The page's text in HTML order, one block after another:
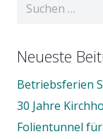
Neueste
Betriebsferien
30 Jahre
Folientunnel